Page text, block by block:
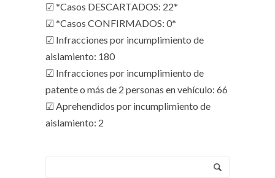
☑ *Casos DESCARTADOS: 22*
☑ *Casos CONFIRMADOS: 0*
☑ Infracciones por incumplimiento de
aislamiento: 180
☑ Infracciones por incumplimiento de
patente o más de 2 personas en vehículo: 66
☑ Aprehendidos por incumplimiento de
aislamiento: 2